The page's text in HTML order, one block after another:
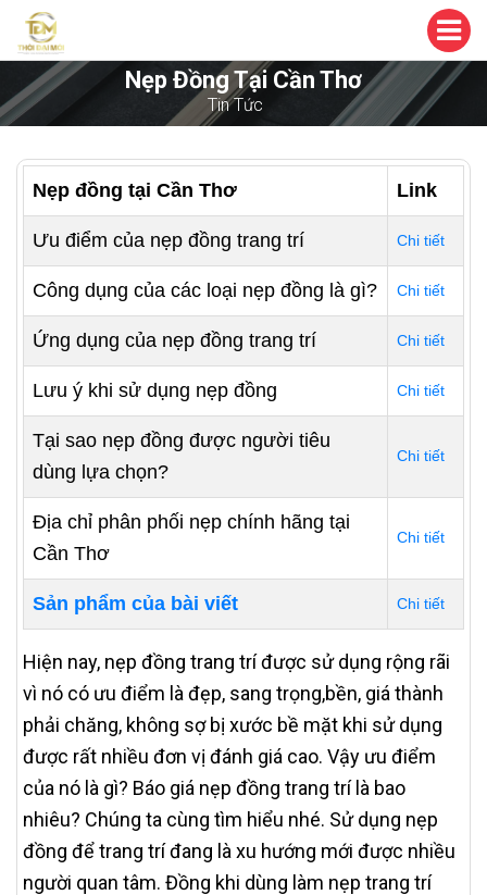
Nẹp Đồng Tại Cần Thơ
Tin Tức
Nẹp đồng tại Cần Thơ Link
Ưu điểm của nẹp đồng trang trí Chi tiết
Công dụng của các loại nẹp đồng là gì? Chi tiết
Ứng dụng của nẹp đồng trang trí Chi tiết
Lưu ý khi sử dụng nẹp đồng Chi tiết
Tại sao nẹp đồng được người tiêu
dùng lựa chọn?
Chi tiết
Địa chỉ phân phối nẹp chính hãng tại
Cần Thơ
Chi tiết
Sản phẩm của bài viết Chi tiết
Hiện nay, nẹp đồng trang trí được sử dụng rộng rãi
vì nó có ưu điểm là đẹp, sang trọng,bền, giá thành
phải chăng, không sợ bị xước bề mặt khi sử dụng
được rất nhiều đơn vị đánh giá cao. Vậy ưu điểm
của nó là gì? Báo giá nẹp đồng trang trí là bao
nhiêu? Chúng ta cùng tìm hiểu nhé. Sử dụng nẹp
đồng để trang trí đang là xu hướng mới được nhiều
người quan tâm. Đồng khi dùng làm nẹp trang trí